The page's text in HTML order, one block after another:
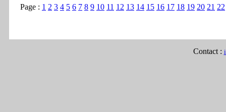
Page : 1 2 3 4 5 6 7 8 9 10 11 12 13 14 15 16 17 18 19 20 21 22
Contact :